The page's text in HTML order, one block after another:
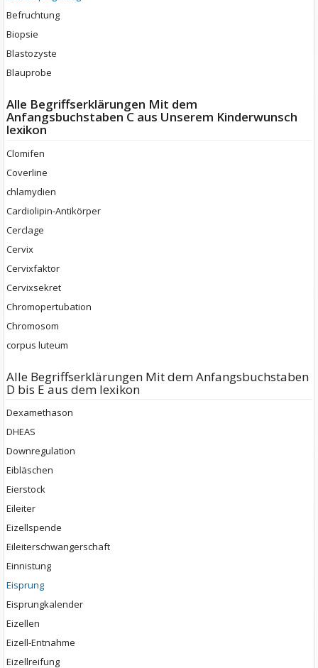
Befruchtung
Biopsie
Blastozyste
Blauprobe
Alle Begriffserklärungen Mit dem
Anfangsbuchstaben C aus Unserem Kinderwunsch
lexikon
Clomifen
Coverline
chlamydien
Cardiolipin-Antikörper
Cerclage
Cervix
Cervixfaktor
Cervixsekret
Chromopertubation
Chromosom
corpus luteum
Alle Begriffserklärungen Mit dem Anfangsbuchstaben
D bis E aus dem lexikon
Dexamethason
DHEAS
Downregulation
Eibläschen
Eierstock
Eileiter
Eizellspende
Eileiterschwangerschaft
Einnistung
Eisprung
Eisprungkalender
Eizellen
Eizell-Entnahme
Eizellreifung